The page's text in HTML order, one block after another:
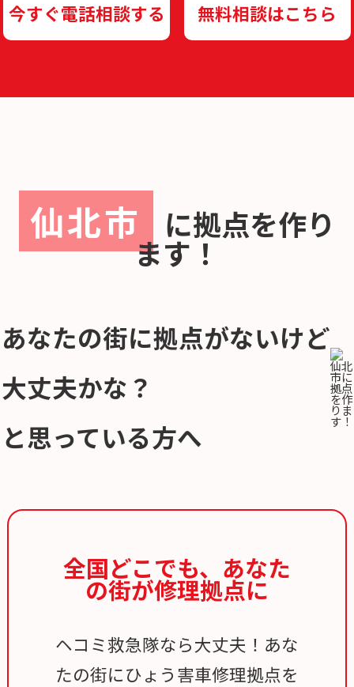
今すぐ電話相談する 無料相談はこちら
仙北市 に拠点を作り
ます！
あなたの街に拠点がないけど
大丈夫かな？
と思っている方へ
全国どこでも、 あなた
の街が修理拠点に
ヘコミ救急隊なら大丈夫！あな
たの街にひょう害車修理拠点を